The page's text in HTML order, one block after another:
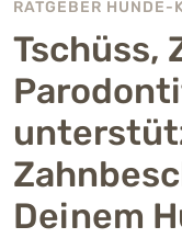
RATGEBER HUNDE-
Tschüss,
Deinem